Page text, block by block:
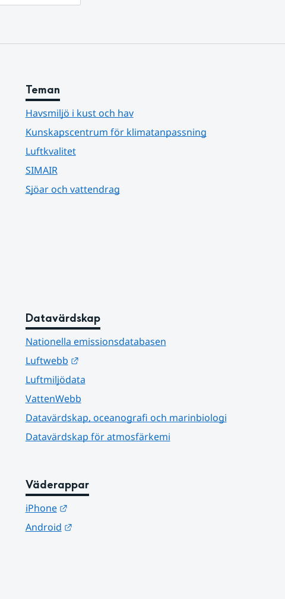
Teman
Havsmiljö i kust och hav
Kunskapscentrum för klimatanpassning
Luftkvalitet
SIMAIR
Sjöar och vattendrag
Datavärdskap
Nationella emissionsdatabasen
Luftwebb
Länk till annan webbplats.
Luftmiljödata
VattenWebb
Datavärdskap, oceanografi och marinbiologi
Datavärdskap för atmosfärkemi
Väderappar
iPhone
Länk till annan webbplats.
Android
Länk till annan webbplats.